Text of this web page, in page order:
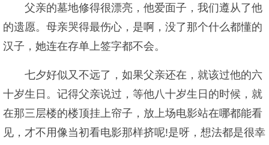
父亲的墓地修得很漂亮，他爱面子，我们遵从了他
的遗愿。母亲哭得最伤心，是啊，没了那个什么都懂的
汉子，她连在存单上签字都不会。
七夕好似又不远了，如果父亲还在，就该过他的六
十岁生日。记得父亲说过，等他八十岁生日的时候，就
在那三层楼的楼顶挂上帘子，放上场电影站在哪都能看
见，才不用像当初看电影那样挤呢!是呀，想法都是很幸